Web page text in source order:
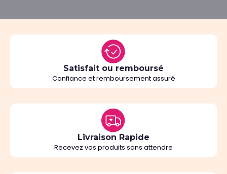
Satisfait ou remboursé
Confiance et remboursement assuré
Livraison Rapide
Recevez vos produits sans attendre